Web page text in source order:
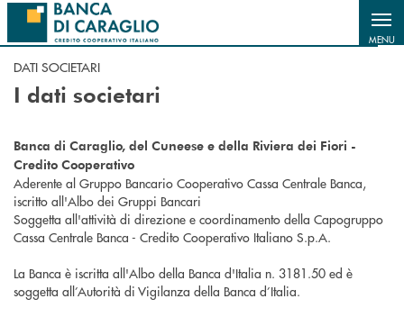
Salta al contenuto principale
MENU
DATI SOCIETARI
I dati societari
Banca di Caraglio, del Cuneese e della Riviera dei Fiori -
Credito Cooperativo
Aderente al Gruppo Bancario Cooperativo Cassa Centrale Banca,
iscritto all'Albo dei Gruppi Bancari
Soggetta all'attività di direzione e coordinamento della Capogruppo
Cassa Centrale Banca - Credito Cooperativo Italiano S.p.A.
La Banca è iscritta all'Albo della Banca d'Italia n. 3181.50 ed è
soggetta all’Autorità di Vigilanza della Banca d’Italia.